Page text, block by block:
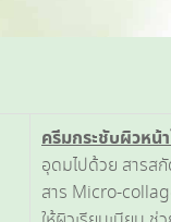
ครีมกระชับผิวหน้
อุดมไปด้วย สารส
สาร Micro-